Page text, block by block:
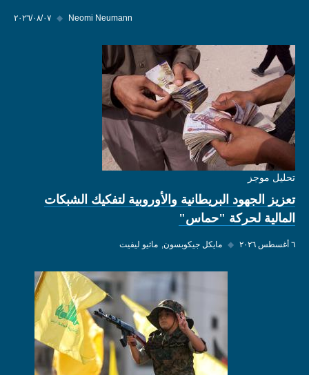
٠٧‏/٠٨‏/٢٠٢٦ ◆ Neomi Neumann
تحليل موجز
تعزيز الجهود البريطانية والأوروبية لتفكيك الشبكات
المالية لحركة "حماس"
٦ أغسطس ٢٠٢٦ ◆ مايكل جيكوبسون ماثيو ليفيت